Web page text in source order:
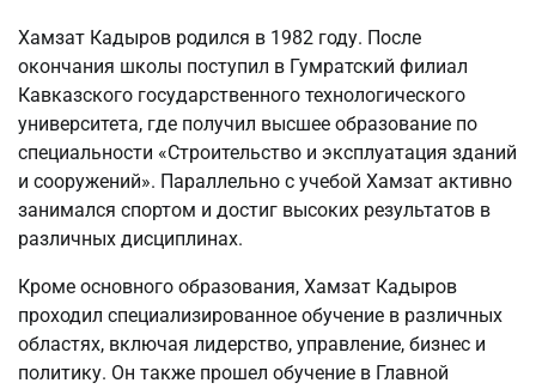
Хамзат Кадыров родился в 1982 году. После
окончания школы поступил в Гумратский филиал
Кавказского государственного технологического
университета, где получил высшее образование по
специальности «Строительство и эксплуатация зданий
и сооружений». Параллельно с учебой Хамзат активно
занимался спортом и достиг высоких результатов в
различных дисциплинах.
Кроме основного образования, Хамзат Кадыров
проходил специализированное обучение в различных
областях, включая лидерство, управление, бизнес и
политику. Он также прошел обучение в Главной